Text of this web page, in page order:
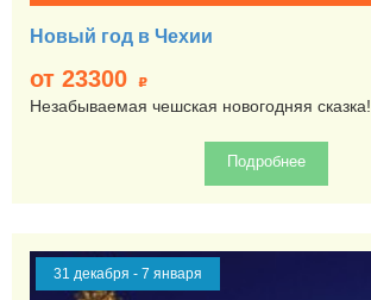
Новый год в Чехии
от 23300 p
Незабываемая чешская новогодняя сказка!
Подробнее
31 декабря - 7 января